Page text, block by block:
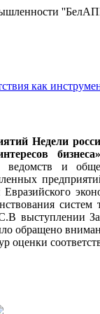
как
Недели
ведомств и
выступлении
оценки